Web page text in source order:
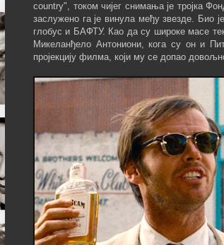
country", током чијег снимања је тројка
заслужено га је винула међу звезде. Био
глобус и БАФТУ. Као да су широке масе
Микеланђело Антониони, кога су он и
пројекцију филма, који му се допао